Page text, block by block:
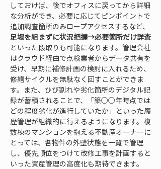
しておけば、後でオフィスに戻ってから詳細
な分析ができ、必要に応じてピンポイントで
追加調査箇所のみロープアクセスするなど、
足場を組まずに状況把握→必要箇所だけ詳査
といった段取りも可能になります。管理会社
はクラウド経由で点検業者からデータ共有を
受け、早期に補修計画の検討に入れるため、
修繕サイクルを無駄なく回すことができま
す。また、ひび割れや劣化箇所のデジタル記
録が蓄積されることで、「築○○年時点では
どの程度劣化が進行していたか」といった履
歴管理が組織的に行えるようになります。複
数棟のマンションを抱える不動産オーナーに
とっては、各物件の外壁状態を一覧で管理
し、優先順位をつけて改修工事を計画すると
いった資産管理の高度化も期待できます。